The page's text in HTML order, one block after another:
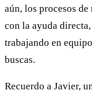
aún, los procesos
con la ayuda
trabajando en
buscas.
Recuerdo a Javier,